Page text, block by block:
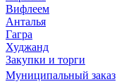
Вифлеем
Анталья
Гагра
Худжанд
Закупки и торги
Муниципальный заказ